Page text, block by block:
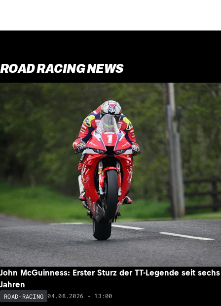
ROAD RACING NEWS
John McGuinness: Erster Sturz der TT-Legende seit sechs
Jahren
ROAD-RACING 04.08.2026 - 13:00